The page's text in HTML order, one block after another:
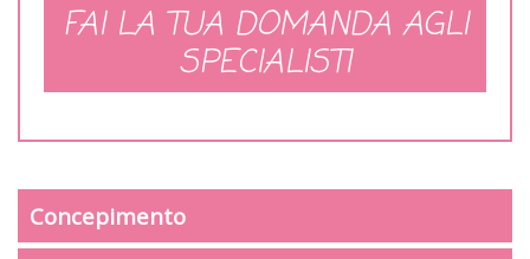
FAI LA TUA DOMANDA AGLI
SPECIALISTI
Concepimento